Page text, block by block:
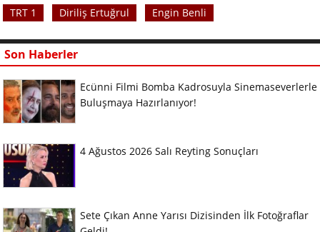
TRT 1 Diriliş Ertuğrul Engin Benli
Son Haberler
Ecünni Filmi Bomba Kadrosuyla Sinemaseverlerle
Buluşmaya Hazırlanıyor!
4 Ağustos 2026 Salı Reyting Sonuçları
Sete Çıkan Anne Yarısı Dizisinden İlk Fotoğraflar